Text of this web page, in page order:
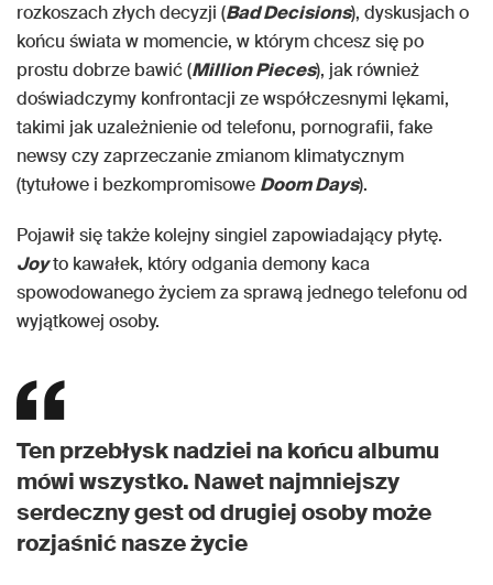
rozkoszach złych decyzji (Bad Decisions), dyskusjach o
końcu świata w momencie, w którym chcesz się po
prostu dobrze bawić (Million Pieces), jak również
doświadczymy konfrontacji ze współczesnymi lękami,
takimi jak uzależnienie od telefonu, pornografii, fake
newsy czy zaprzeczanie zmianom klimatycznym
(tytułowe i bezkompromisowe Doom Days).
Pojawił się także kolejny singiel zapowiadający płytę.
Joyto kawałek, który odgania demony kaca
spowodowanego życiem za sprawą jednego telefonu od
wyjątkowej osoby.
Ten przebłysk nadziei na końcu albumu
mówi wszystko. Nawet najmniejszy
serdeczny gest od drugiej osoby może
rozjaśnić nasze życie